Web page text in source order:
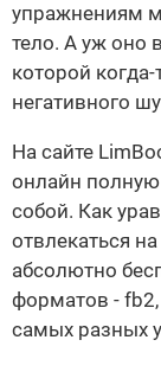
упражнениям
тело. А уж оно
которой
негативного
На сайте
онлайн
собой. Как
отвлекаться
абсолютно
форматов - fb2,
самых разных